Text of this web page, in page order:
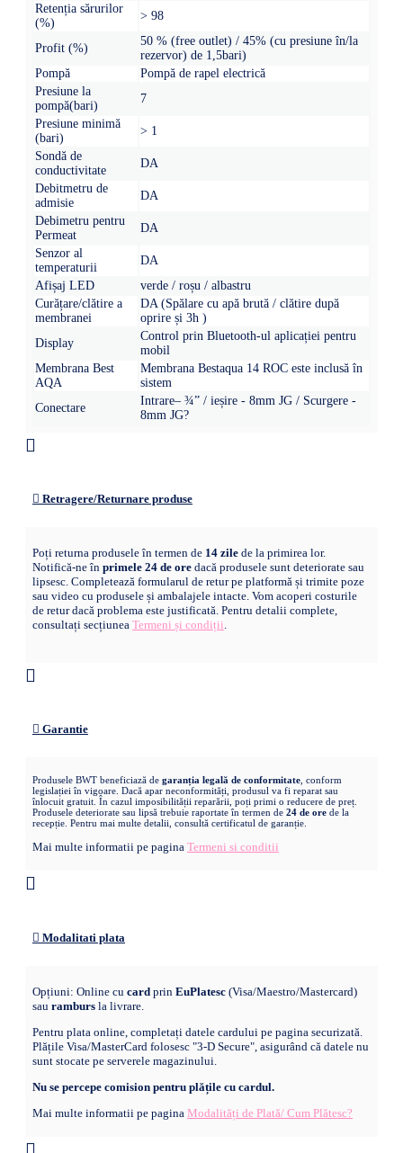
Retenția sărurilor
(%)
> 98
Profit (%)
50 % (free outlet) / 45% (cu presiune în/la
rezervor) de 1,5bari)
Pompă
Pompă de rapel electrică
Presiune la
pompă(bari)
7
Presiune minimă
(bari)
> 1
Sondă de
conductivitate
DA
Debitmetru de
admisie
DA
Debimetru pentru
Permeat
DA
Senzor al
temperaturii
DA
Afișaj LED
verde / roșu / albastru
Curățare/clătire a
membranei
DA (Spălare cu apă brută / clătire după
oprire și 3h )
Display
Control prin Bluetooth-ul aplicației pentru
mobil
Membrana Best
AQA
Membrana Bestaqua 14 ROC este inclusă în
sistem
Conectare
Intrare– ¾” / ieșire - 8mm JG / Scurgere -
8mm JG?
Retragere/Returnare produse
Poți returna produsele în termen de 14 zile de la primirea lor.
Notifică-ne în primele 24 de ore dacă produsele sunt deteriorate sau
lipsesc. Completează formularul de retur pe platformă și trimite poze
sau video cu produsele și ambalajele intacte. Vom acoperi costurile
de retur dacă problema este justificată. Pentru detalii complete,
consultați secțiunea Termeni și condiții.
Garantie
Produsele BWT beneficiază de garanția legală de conformitate , conform
legislației în vigoare. Dacă apar neconformități, produsul va fi reparat sau
înlocuit gratuit. În cazul imposibilității reparării, poți primi o reducere de preț.
Produsele deteriorate sau lipsă trebuie raportate în termen de 24 de ore de la
recepție. Pentru mai multe detalii, consultă certificatul de garanție.
Mai multe informatii pe pagina Termeni si conditii
Modalitati plata
Opțiuni: Online cu card prin EuPlatesc (Visa/Maestro/Mastercard)
sau ramburs la livrare.
Pentru plata online, completați datele cardului pe pagina securizată.
Plățile Visa/MasterCard folosesc "3-D Secure", asigurând că datele nu
sunt stocate pe serverele magazinului.
Nu se percepe comision pentru plățile cu cardul.
Mai multe informatii pe pagina Modalități de Plată/ Cum Plătesc?